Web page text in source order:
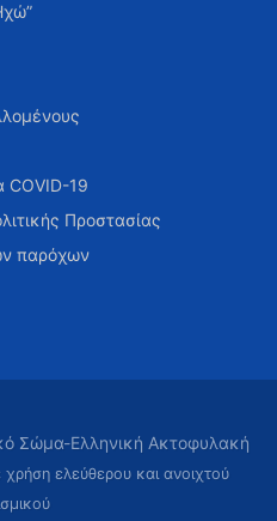
COVID-19
Προστασίας
παρόχων
Σώμα-Ελληνική Ακτοφυλακή
ελεύθερου και ανοιχτού